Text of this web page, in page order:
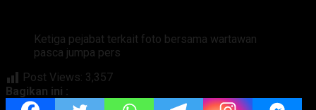
Ketiga pejabat terkait foto bersama wartawan
pasca jumpa pers
Post Views: 3,357
Bagikan ini :